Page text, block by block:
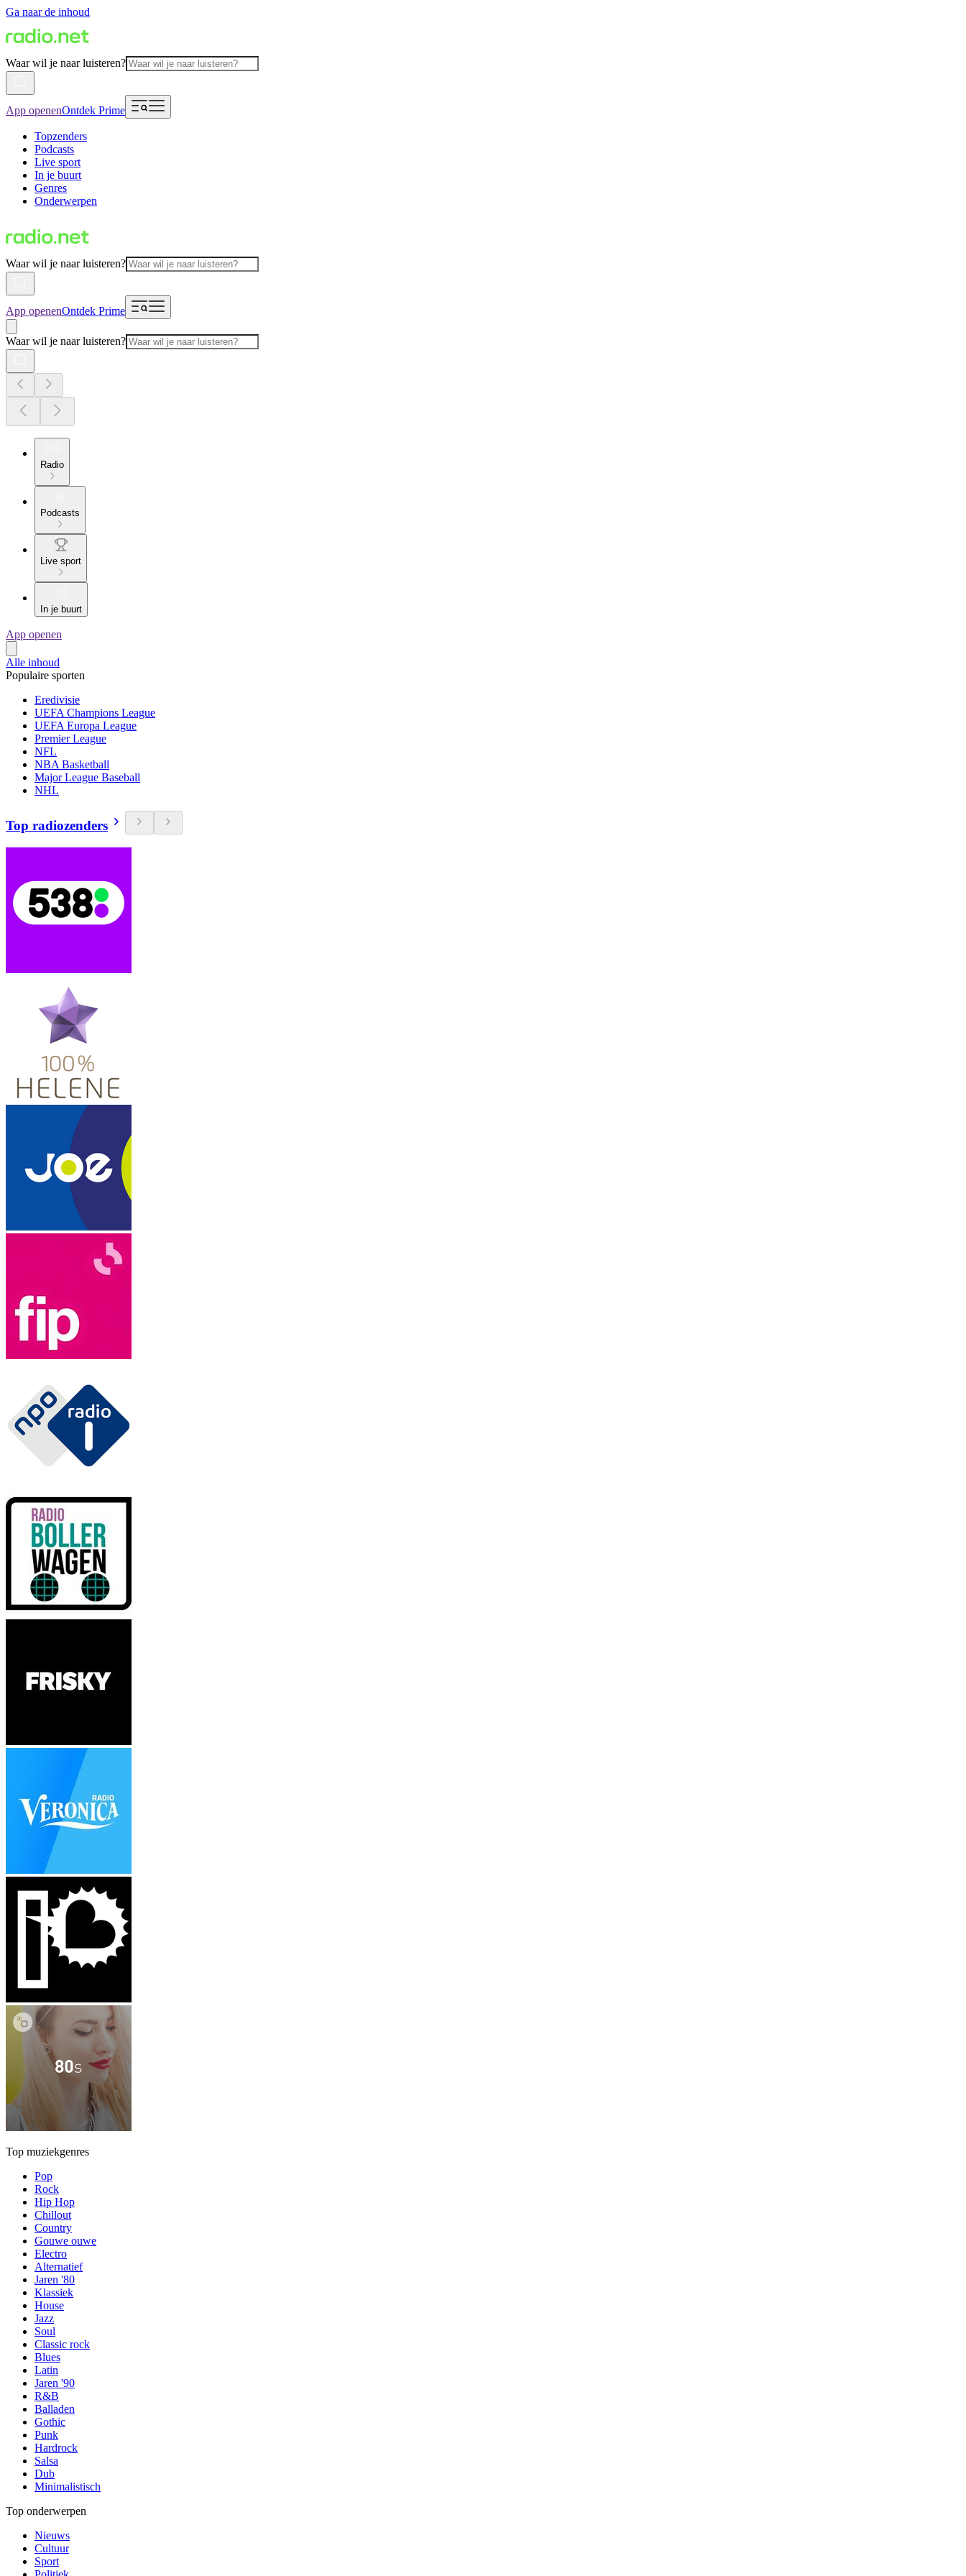
Ga naar de inhoud
Waar wil je naar luisteren?
App openenOntdek Prime
Topzenders
Podcasts
Live sport
In je buurt
Genres
Onderwerpen
Waar wil je naar luisteren?
App openenOntdek Prime
Waar wil je naar luisteren?
Radio
Podcasts
Live sport
In je buurt
App openen
Alle inhoud
Populaire sporten
Eredivisie
UEFA Champions League
UEFA Europa League
Premier League
NFL
NBA Basketball
Major League Baseball
NHL
Top radiozenders
Top muziekgenres
Pop
Rock
Hip Hop
Chillout
Country
Gouwe ouwe
Electro
Alternatief
Jaren '80
Klassiek
House
Jazz
Soul
Classic rock
Blues
Latin
Jaren '90
R&B
Balladen
Gothic
Punk
Hardrock
Salsa
Dub
Minimalistisch
Top onderwerpen
Nieuws
Cultuur
Sport